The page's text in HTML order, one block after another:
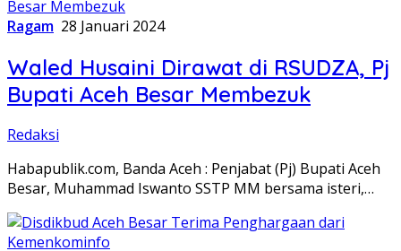
Ragam 28 Januari 2024
Waled Husaini Dirawat di RSUDZA, Pj
Bupati Aceh Besar Membezuk
Redaksi
Habapublik.com, Banda Aceh : Penjabat (Pj) Bupati Aceh
Besar, Muhammad Iswanto SSTP MM bersama isteri,…